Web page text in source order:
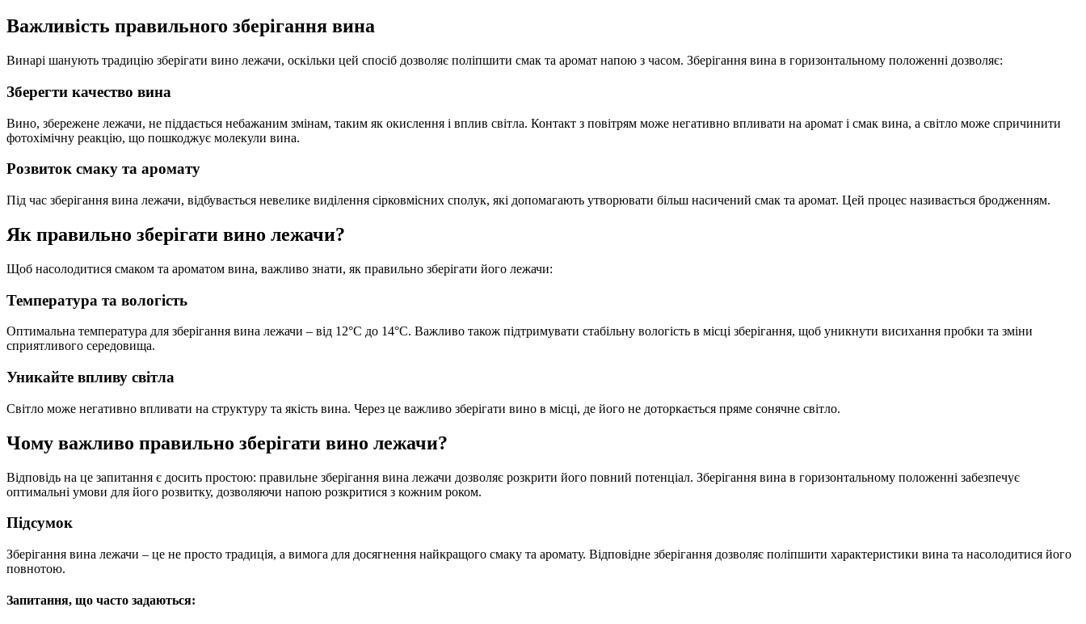
Важливість правильного зберігання вина
Винарі шанують традицію зберігати вино лежачи, оскільки цей спосіб дозволяє поліпшити смак та аромат напою з часом. Зберігання вина в горизонтальному положенні дозволяє:
Зберегти качество вина
Вино, збережене лежачи, не піддається небажаним змінам, таким як окислення і вплив світла. Контакт з повітрям може негативно впливати на аромат і смак вина, а світло може спричинити
фотохімічну реакцію, що пошкоджує молекули вина.
Розвиток смаку та аромату
Під час зберігання вина лежачи, відбувається невелике виділення сірковмісних сполук, які допомагають утворювати більш насичений смак та аромат. Цей процес називається бродженням.
Як правильно зберігати вино лежачи?
Щоб насолодитися смаком та ароматом вина, важливо знати, як правильно зберігати його лежачи:
Температура та вологість
Оптимальна температура для зберігання вина лежачи – від 12°C до 14°C. Важливо також підтримувати стабільну вологість в місці зберігання, щоб уникнути висихання пробки та зміни
сприятливого середовища.
Уникайте впливу світла
Світло може негативно впливати на структуру та якість вина. Через це важливо зберігати вино в місці, де його не доторкається пряме сонячне світло.
Чому важливо правильно зберігати вино лежачи?
Відповідь на це запитання є досить простою: правильне зберігання вина лежачи дозволяє розкрити його повний потенціал. Зберігання вина в горизонтальному положенні забезпечує
оптимальні умови для його розвитку, дозволяючи напою розкритися з кожним роком.
Підсумок
Зберігання вина лежачи – це не просто традиція, а вимога для досягнення найкращого смаку та аромату. Відповідне зберігання дозволяє поліпшити характеристики вина та насолодитися його
повнотою.
Запитання, що часто задаються: